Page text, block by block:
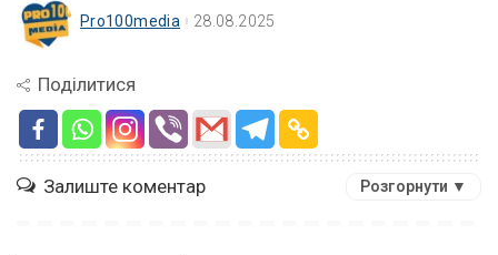
Pro100media 28.08.2025
Поділитися
Залиште коментар Розгорнути ▼